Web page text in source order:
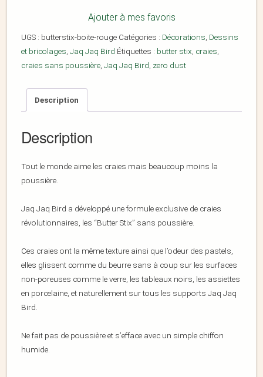
Ajouter à mes favoris
UGS : butterstix-boite-rouge Catégories : Décorations, Dessins
et bricolages, Jaq Jaq Bird Étiquettes : butter stix, craies,
craies sans poussière, Jaq Jaq Bird, zero dust
Description
Description
Tout le monde aime les craies mais beaucoup moins la
poussière.
Jaq Jaq Bird a développé une formule exclusive de craies
révolutionnaires, les “Butter Stix” sans poussière.
Ces craies ont la même texture ainsi que l’odeur des pastels,
elles glissent comme du beurre sans à coup sur les surfaces
non-poreuses comme le verre, les tableaux noirs, les assiettes
en porcelaine, et naturellement sur tous les supports Jaq Jaq
Bird.
Ne fait pas de poussière et s’efface avec un simple chiffon
humide.